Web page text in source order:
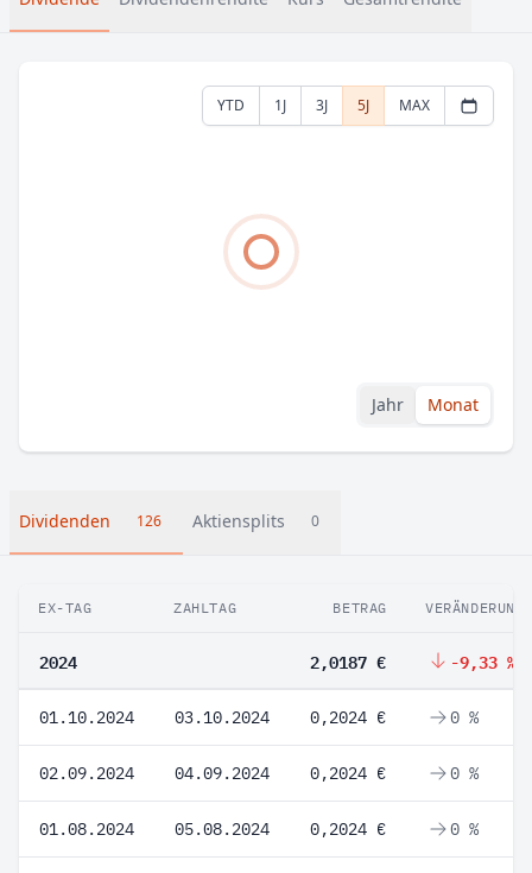
YTD 1J 3J 5J MAX
Jahr Monat
Dividenden 126 Aktiensplits 0
EX-TAG ZAHLTAG BETRAG VERÄNDERUNG
2024 2,0187 € -9,33 %
01.10.2024 03.10.2024 0,2024 € 0 %
02.09.2024 04.09.2024 0,2024 € 0 %
01.08.2024 05.08.2024 0,2024 € 0 %